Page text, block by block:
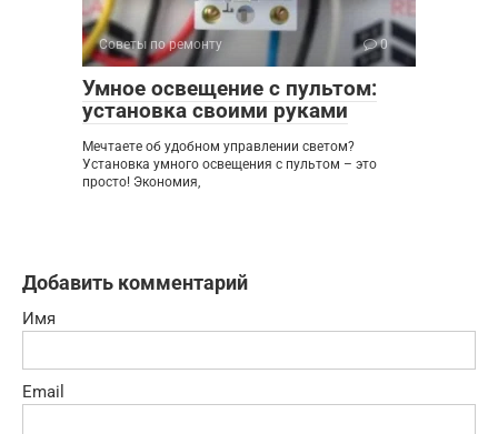
Советы по ремонту 0
Умное освещение с пультом:
установка своими руками
Мечтаете об удобном управлении светом?
Установка умного освещения с пультом – это
просто! Экономия,
Добавить комментарий
Имя
Email